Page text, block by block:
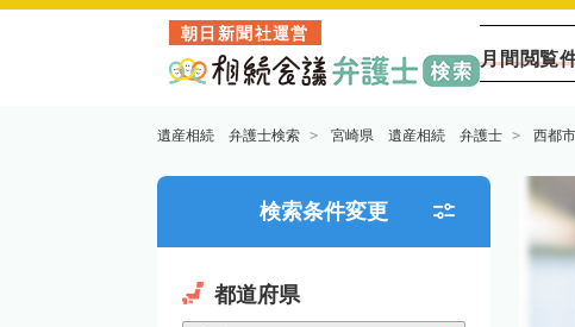
朝日新聞社運営
月間閲覧
遺産相続 弁護士検索 宮崎県 遺産相続 弁護士 西都
検索条件変更
都道府県